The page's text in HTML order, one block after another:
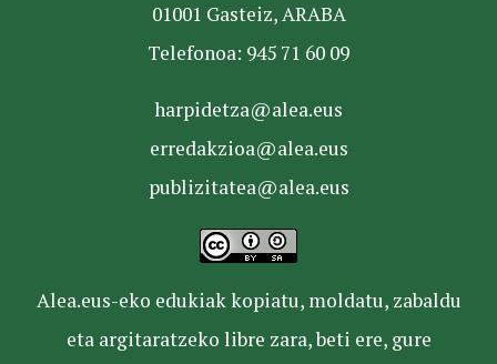
01001 Gasteiz, ARABA
Telefonoa: 945 71 60 09
harpidetza@alea.eus
erredakzioa@alea.eus
publizitatea@alea.eus
Alea.eus-eko edukiak kopiatu, moldatu, zabaldu
eta argitaratzeko libre zara, beti ere, gure